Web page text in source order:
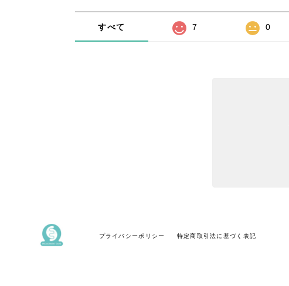
すべて 7 0
プライバシーポリシー 特定商取引法に基づく表記